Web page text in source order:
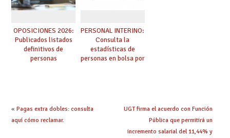
OPOSICIONES 2026:
Publicados listados
definitivos de
personas
PERSONAL INTERINO:
Consulta la
estadísticas de
personas en bolsa por
« Pagas extra dobles: consulta
aquí cómo reclamar.
UGT firma el acuerdo con Función
Pública que permitirá un
incremento salarial del 11,44% y